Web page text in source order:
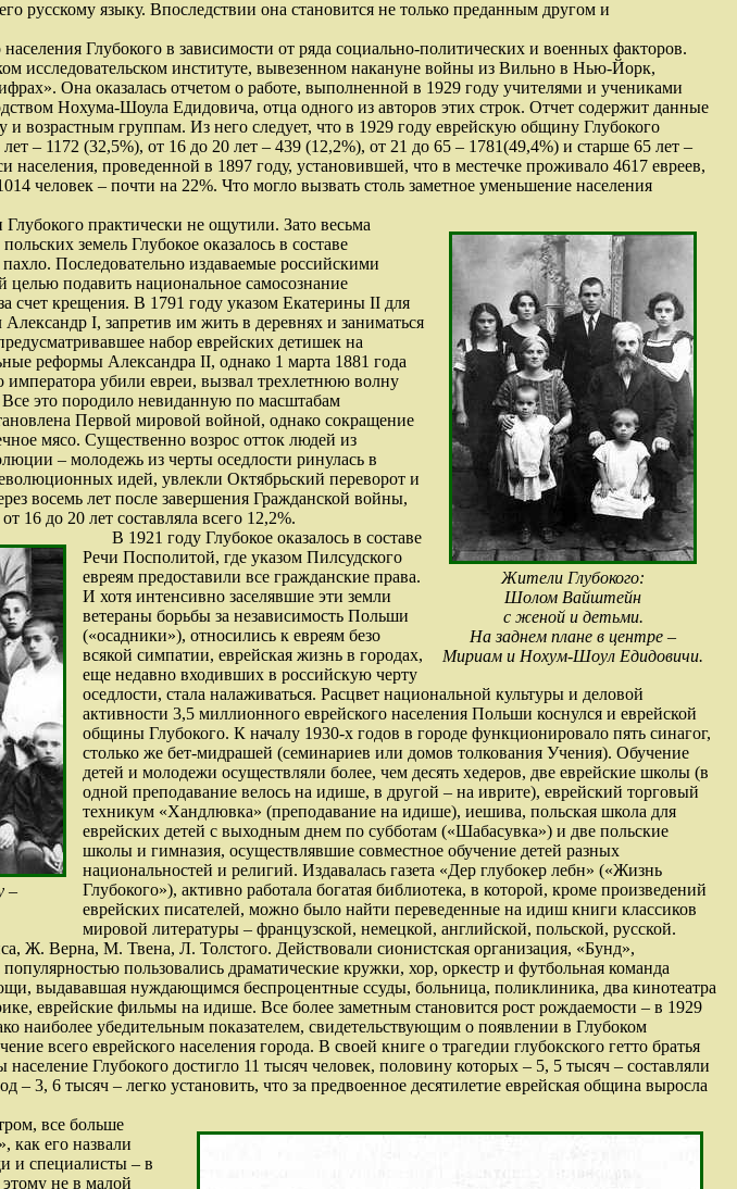
русскому языку. Впоследствии она становится не только преданным другом и
Глубокого в зависимости от ряда социально-политических и военных факторов.
исследовательском институте, вывезенном накануне войны из Вильно в Нью-Йорк,
Она оказалась отчетом о работе, выполненной в 1929 году учителями и учениками
Нохума-Шоула Едидовича, отца одного из авторов этих строк. Отчет содержит данные
и возрастным группам. Из него следует, что в 1929 году еврейскую общину Глубокого
– 1172 (32,5%), от 16 до 20 лет – 439 (12,2%), от 21 до 65 – 1781(49,4%) и старше 65 лет –
населения, проведенной в 1897 году, установившей, что в местечке проживало 4617 евреев,
человек – почти на 22%. Что могло вызвать столь заметное уменьшение населения
Жители Глубокого:
Шолом Вайштейн
с женой и детьми.
На заднем плане в центре –
Мириам и Нохум-Шоул Едидовичи.
практически не ощутили. Зато весьма
земель Глубокое оказалось в составе
Последовательно издаваемые российскими
целью подавить национальное самосознание
счет крещения. В 1791 году указом Екатерины II для
I, запретив им жить в деревнях и заниматься
набор еврейских детишек на
реформы Александра II, однако 1 марта 1881 года
убили евреи, вызвал трехлетнюю волну
это породило невиданную по масштабам
Первой мировой войной, однако сокращение
мясо. Существенно возрос отток людей из
– молодежь из черты оседлости ринулась в
идей, увлекли Октябрьский переворот и
восемь лет после завершения Гражданской войны,
16 до 20 лет составляла всего 12,2%.
–
В 1921 году Глубокое оказалось в составе
Речи Посполитой, где указом Пилсудского
евреям предоставили все гражданские права.
И хотя интенсивно заселявшие эти земли
ветераны борьбы за независимость Польши
(«осадники»), относились к евреям безо
всякой симпатии, еврейская жизнь в городах,
еще недавно входивших в российскую черту
оседлости, стала налаживаться. Расцвет национальной культуры и деловой
активности 3,5 миллионного еврейского населения Польши коснулся и еврейской
общины Глубокого. К началу 1930-х годов в городе функционировало пять синагог,
столько же бет-мидрашей (семинариев или домов толкования Учения). Обучение
детей и молодежи осуществляли более, чем десять хедеров, две еврейские школы (в
одной преподавание велось на идише, в другой – на иврите), еврейский торговый
техникум «Хандлювка» (преподавание на идише), иешива, польская школа для
еврейских детей с выходным днем по субботам («Шабасувка») и две польские
школы и гимназия, осуществлявшие совместное обучение детей разных
национальностей и религий. Издавалась газета «Дер глубокер лебн» («Жизнь
Глубокого»), активно работала богатая библиотека, в которой, кроме произведений
еврейских писателей, можно было найти переведенные на идиш книги классиков
мировой литературы – французской, немецкой, английской, польской, русской.
Верна, М. Твена, Л. Толстого. Действовали сионистская организация, «Бунд»,
пользовались драматические кружки, хор, оркестр и футбольная команда
выдававшая нуждающимся беспроцентные ссуды, больница, поликлиника, два кинотеатра
еврейские фильмы на идише. Все более заметным становится рост рождаемости – в 1929
наиболее убедительным показателем, свидетельствующим о появлении в Глубоком
всего еврейского населения города. В своей книге о трагедии глубокского гетто братья
Глубокого достигло 11 тысяч человек, половину которых – 5, 5 тысяч – составляли
– 3, 6 тысяч – легко установить, что за предвоенное десятилетие еврейская община выросла
все больше
как его назвали
и специалисты – в
не в малой